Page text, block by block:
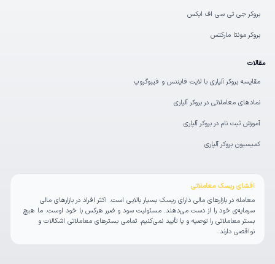
بروکر جی تی سی اف ایکس
بروکر مونتا مارکتس
مقالات
مقایسه بروکر آلپاری با لایت فایننس و فیبوگروپ
نمادهای معاملاتی در بروکر آلپاری
آموزش ثبت نام در بروکر آلپاری
کمیسیون بروکر آلپاری
افشای ریسک معاملاتی
معامله در بازارهای مالی دارای ریسک بسیار بالایی است. اکثر افراد در بازارهای مالی
سرمایه‌ی خود را از دست می‌دهند. مسئولیت سود و ضرر هرکس با خود اوست. ما هیچ
بستر معاملاتی را توصیه و یا تأیید نمی‌کنیم. تمامی بسترهای معاملاتی اشکالات و
نواقصی دارند.